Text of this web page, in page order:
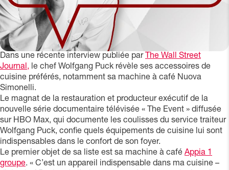
Dans une récente interview publiée par The Wall Street
Journal, le chef Wolfgang Puck révèle ses accessoires de
cuisine préférés, notamment sa machine à café Nuova
Simonelli.
Le magnat de la restauration et producteur exécutif de la
nouvelle série documentaire télévisée « The Event » diffusée
sur HBO Max, qui documente les coulisses du service traiteur
Wolfgang Puck, confie quels équipements de cuisine lui sont
indispensables dans le confort de son foyer.
Le premier objet de sa liste est sa machine à café Appia 1
groupe. « C’est un appareil indispensable dans ma cuisine –